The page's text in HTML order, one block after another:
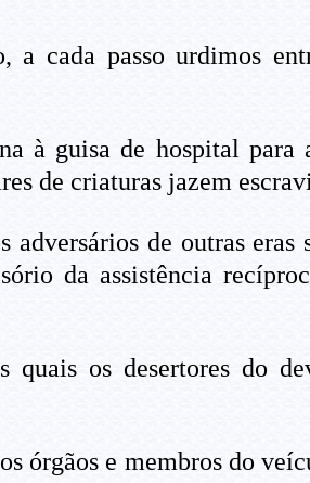
cada passo urdimos
à guisa de hospital para
de criaturas jazem
adversários de outras
da assistência
os desertores do
órgãos e membros do